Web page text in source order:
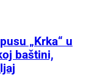
„Krka“ u
baštini,